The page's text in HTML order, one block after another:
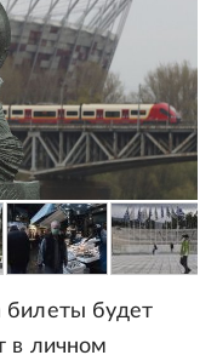
билеты будет
в личном